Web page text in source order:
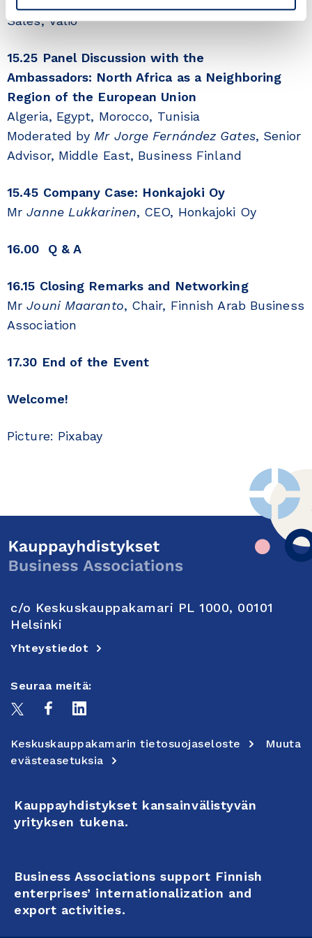
Sales, Valio
15.25 Panel Discussion with the
Ambassadors: North Africa as a Neighboring
Region of the European Union
Algeria, Egypt, Morocco, Tunisia
Moderated by Mr Jorge Fernández Gates, Senior
Advisor, Middle East, Business Finland
15.45 Company Case: Honkajoki Oy
MrJanne Lukkarinen, CEO, Honkajoki Oy
16.00 Q & A
16.15 Closing Remarks and Networking
MrJouni Maaranto, Chair, Finnish Arab Business
Association
17.30 End of the Event
Welcome!
Picture: Pixabay
c/o Keskuskauppakamari PL 1000, 00101
Helsinki
Yhteystiedot
Seuraa meitä:
Keskuskauppakamarin tietosuojaseloste
Muuta
evästeasetuksia
Kauppayhdistykset kansainvälistyvän
yrityksen tukena.
Business Associations support Finnish
enterprises’ internationalization and
export activities.